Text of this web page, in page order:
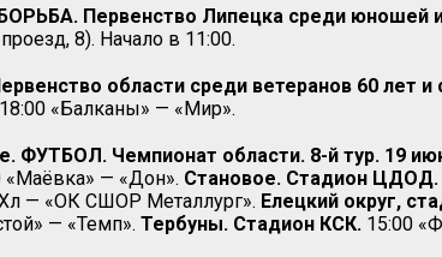
Первенство Липецка среди юношей
8). Начало в 11:00.
области среди ветеранов 60 лет и
18:00 «Балканы» — «Мир».
ФУТБОЛ. Чемпионат области. 8-й тур. 19
«Маёвка» — «Дон». Становое. Стадион ЦДОД.
— «ОК СШОР Металлург». Елецкий округ,
— «Темп». Тербуны. Стадион КСК. 15:00